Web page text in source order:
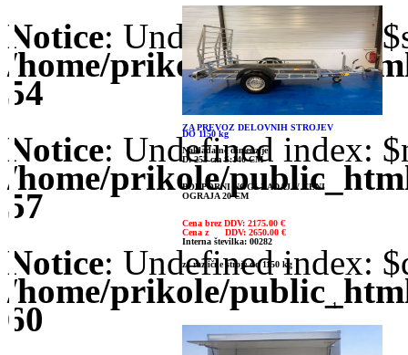
Notice: Undefined index:
/home/prikole/
54
Notice: Undefined index:
/home/prikole/
57
Notice: Undefined index:
/home/prikole/
60
Nakladalne dimenzije:
D: 253 cm Š:140 CM
PODPORNI NOGI ZADAJ V CENI
OGRAJA 20 CM
Cena brez DDV: 2175.00 €
Cena z DDV: 2650.00 €
za različne stroje do 1150 kg
Interna številka: 00282
1
ZA PREVOZ DELOVNIH STROJEV
DO 1150 kg